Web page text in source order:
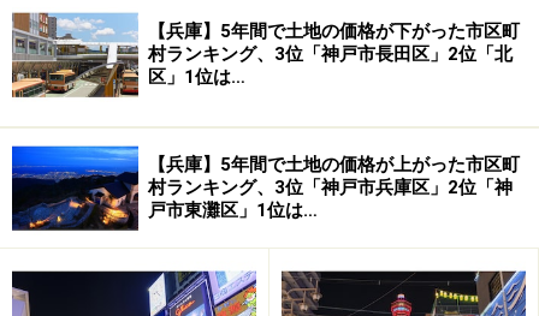
戸市東灘区」
【兵庫】5年間で土地の価格が下がった市区町
村ランキング、3位「神戸市長田区」2位「北
区」1位は…
【兵庫】5年間で土地の価格が上がった市区町
村ランキング、3位「神戸市兵庫区」2位「神
戸市東灘区」1位は…